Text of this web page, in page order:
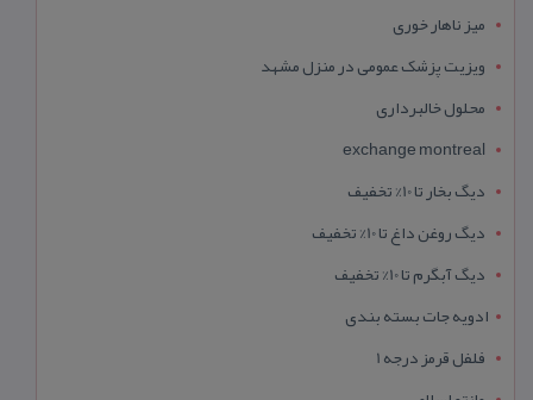
میز ناهار خوری
ویزیت پزشک عمومی در منزل مشهد
محلول خالبرداری
exchange montreal
دیگ بخار تا 10% تخفیف
دیگ روغن داغ تا 10% تخفیف
دیگ آبگرم تا 10% تخفیف
ادویه جات بسته بندی
فلفل قرمز درجه 1